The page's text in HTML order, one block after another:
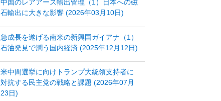
中国のレアアース輸出管理（1）日本への磁
石輸出に大きな影響 (2026年03月10日)
急成長を遂げる南米の新興国ガイアナ（1）
石油発見で潤う国内経済 (2025年12月12日)
米中間選挙に向けトランプ大統領支持者に
対抗する民主党の戦略と課題 (2026年07月
23日)